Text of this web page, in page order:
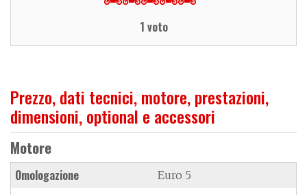
1 voto
Prezzo, dati tecnici, motore, prestazioni,
dimensioni, optional e accessori
Motore
Omologazione Euro 5